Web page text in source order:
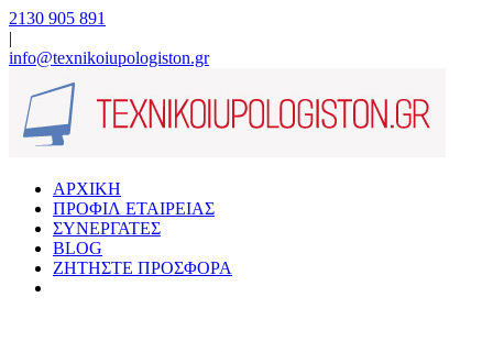
2130 905 891
|
info@texnikoiupologiston.gr
ΑΡΧΙΚΗ
ΠΡΟΦΙΛ ΕΤΑΙΡΕΙΑΣ
ΣΥΝΕΡΓΑΤΕΣ
BLOG
ΖΗΤΗΣΤΕ ΠΡΟΣΦΟΡΑ